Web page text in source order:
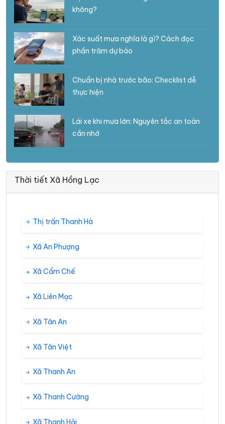
không?
Xác suất mưa nghĩa là gì? Cách đọc
phần trăm dự báo
Chuẩn bị nhà trước bão: Checklist dễ
thực hiện
Lái xe khi mưa lớn: Nguyên tắc an toàn
cần nhớ
Thời tiết Xã Hồng Lạc
Thị trấn Thanh Hà
Xã An Phượng
Xã Cẩm Chế
Xã Liên Mạc
Xã Tân An
Xã Tân Việt
Xã Thanh An
Xã Thanh Cường
Xã Thanh Hải